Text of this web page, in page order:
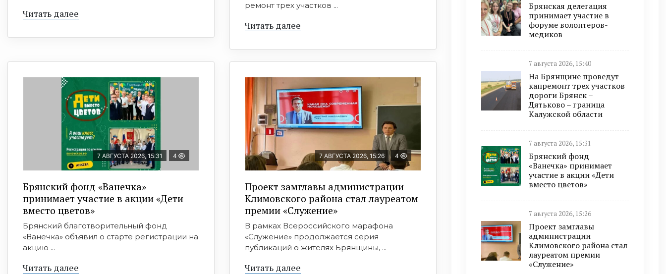
Читать далее
ремонт трех участков ...
Читать далее
7 АВГУСТА 2026, 15:31 4
Брянский фонд «Ванечка»
принимает участие в акции «Дети
вместо цветов»
Брянский благотворительный фонд
«Ванечка» объявил о старте регистрации на
акцию ...
Читать далее
7 АВГУСТА 2026, 15:26 4
Проект замглавы администрации
Климовского района стал лауреатом
премии «Служение»
В рамках Всероссийского марафона
«Служение» продолжается серия
публикаций о жителях Брянщины, ...
Читать далее
Брянская делегация
принимает участие в
форуме волонтеров-
медиков
7 августа 2026, 15:40
На Брянщине проведут
капремонт трех участков
дороги Брянск –
Дятьково – граница
Калужской области
7 августа 2026, 15:31
Брянский фонд
«Ванечка» принимает
участие в акции «Дети
вместо цветов»
7 августа 2026, 15:26
Проект замглавы
администрации
Климовского района стал
лауреатом премии
«Служение»